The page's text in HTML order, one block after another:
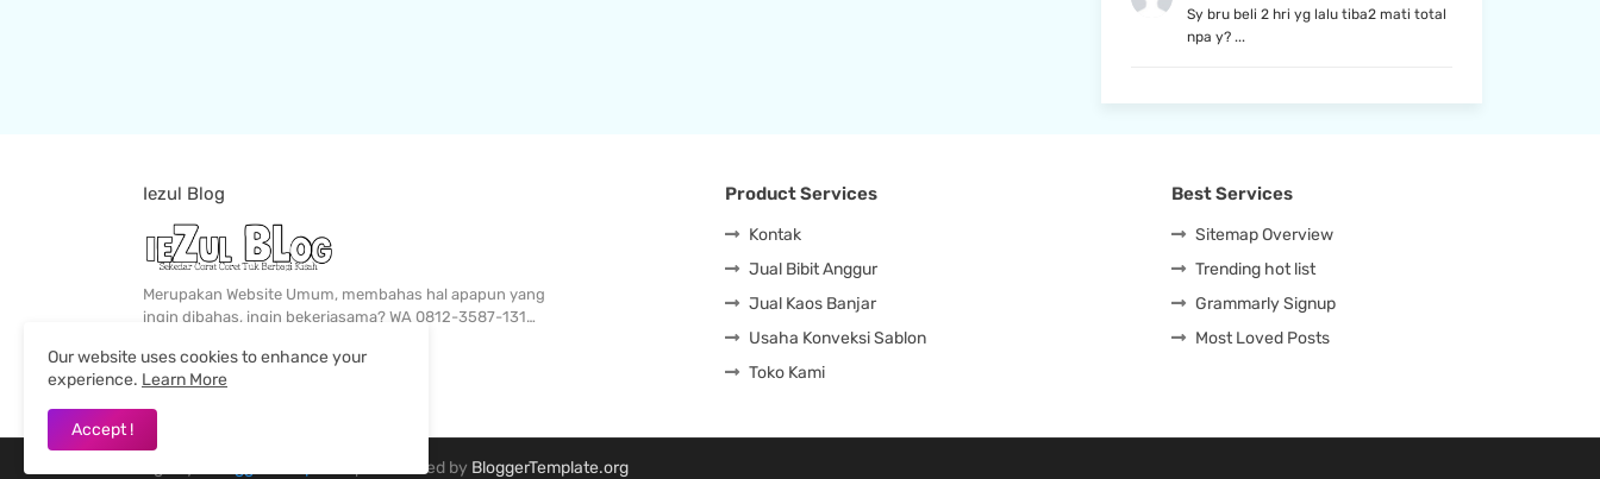
Sy bru beli 2 hri yg lalu tiba2 mati total
npa y? ...
Iezul Blog
Merupakan Website Umum, membahas hal apapun yang
ingin dibahas, ingin bekerjasama? WA 0812-3587-131…
Product Services
Kontak
Jual Bibit Anggur
Jual Kaos Banjar
Usaha Konveksi Sablon
Toko Kami
Best Services
Sitemap Overview
Trending hot list
Grammarly Signup
Most Loved Posts
| Distributed by BloggerTemplate.org
Our website uses cookies to enhance your
experience. Learn More
Accept !